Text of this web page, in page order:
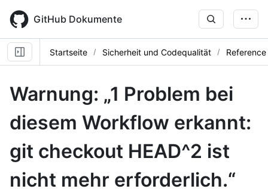
main
content
GitHub Dokumente
Startseite Sicherheit und Codequalität Reference
Warnung: „1 Problem bei
diesem Workflow erkannt:
git checkout HEAD^2 ist
nicht mehr erforderlich.“